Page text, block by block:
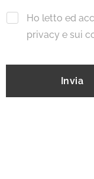
Ho letto ed
privacy e sui
Invia